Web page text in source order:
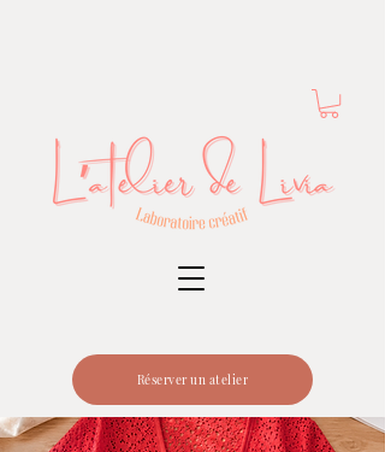
Réserver un atelier